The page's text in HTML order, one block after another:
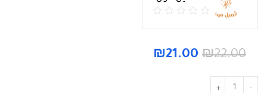
₪22.00
₪21.00